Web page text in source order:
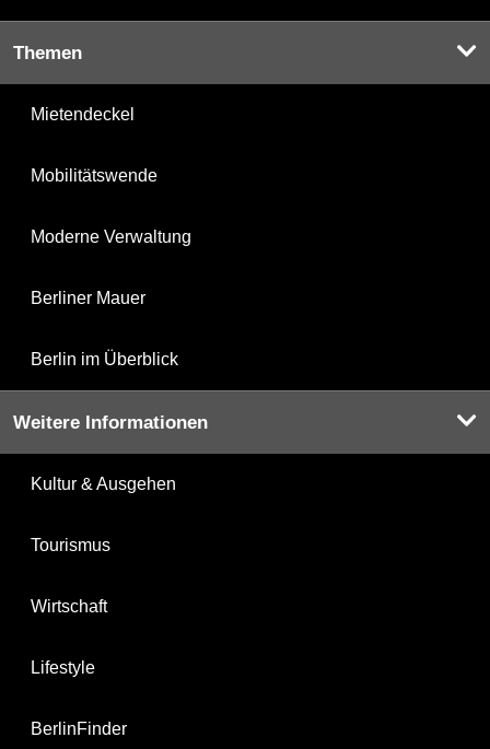
Themen
Mietendeckel
Mobilitätswende
Moderne Verwaltung
Berliner Mauer
Berlin im Überblick
Weitere Informationen
Kultur & Ausgehen
Tourismus
Wirtschaft
Lifestyle
BerlinFinder